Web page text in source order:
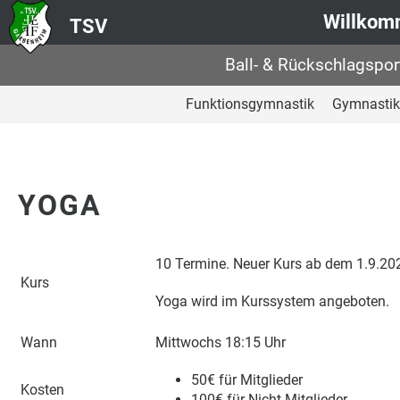
TSV
Ball- &
Funktionsgymnastik
YOGA
Kurs
10 Termine. Neuer Kurs ab dem
Yoga wird im Kurssystem angeboten.
Wann Mittwochs 18:15 Uhr
Kosten
50€ für Mitglieder